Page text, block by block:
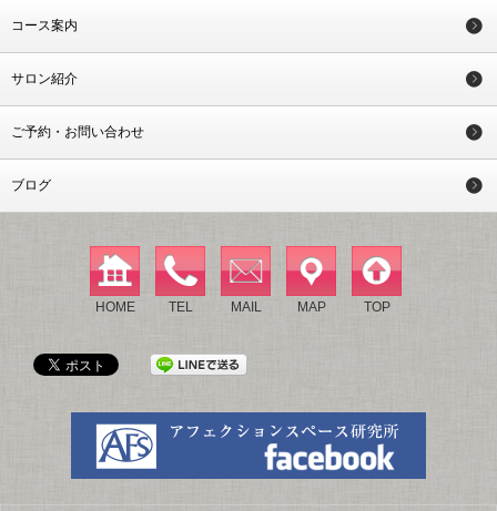
コース案内
サロン紹介
ご予約・お問い合わせ
ブログ
HOME TEL MAIL MAP TOP